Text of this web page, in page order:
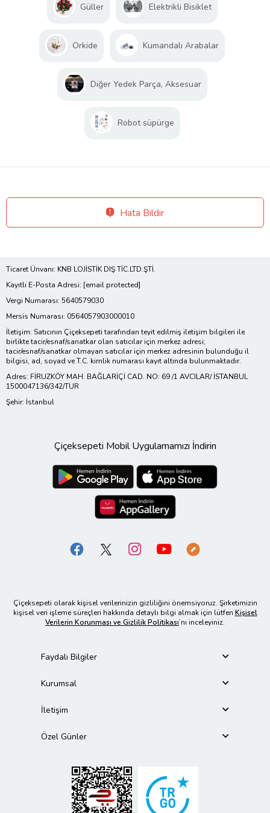
Güller Elektrikli Bisiklet
Orkide Kumandalı Arabalar
Diğer Yedek Parça, Aksesuar
Robot süpürge
Hata Bildir
Ticaret Ünvanı: KNB LOJİSTİK DIŞ TİC.LTD.ŞTİ.
Kayıtlı E-Posta Adresi: [email protected]
Vergi Numarası: 5640579030
Mersis Numarası: 0564057903000010
İletişim: Satıcının Çiçeksepeti tarafından teyit edilmiş iletişim bilgileri ile
birlikte tacir/esnaf/sanatkar olan satıcılar için merkez adresi;
tacir/esnaf/sanatkar olmayan satıcılar için merkez adresinin bulunduğu il
bilgisi, ad, soyad ve T.C. kimlik numarası kayıt altında bulunmaktadır.
Adres: FİRUZKÖY MAH. BAĞLARİÇİ CAD. NO: 69 /1 AVCILAR/ İSTANBUL
1500047136/342/TUR
Şehir: İstanbul
Çiçeksepeti Mobil Uygulamamızı İndirin
Çiçeksepeti olarak kişisel verilerinizin gizliliğini önemsiyoruz. Şirketimizin
kişisel veri işleme süreçleri hakkında detaylı bilgi almak için lütfen Kişisel
Verilerin Korunması ve Gizlilik Politikası’nı inceleyiniz.
Faydalı Bilgiler
Kurumsal
İletişim
Özel Günler